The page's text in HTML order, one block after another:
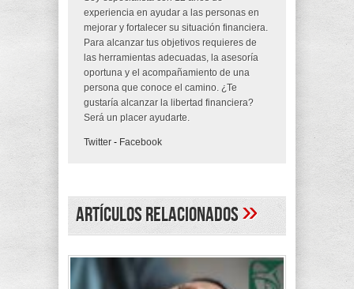
experiencia en ayudar a las personas en
mejorar y fortalecer su situación financiera.
Para alcanzar tus objetivos requieres de
las herramientas adecuadas, la asesoría
oportuna y el acompañamiento de una
persona que conoce el camino. ¿Te
gustaría alcanzar la libertad financiera?
Será un placer ayudarte.
Twitter - Facebook
Artículos Relacionados»